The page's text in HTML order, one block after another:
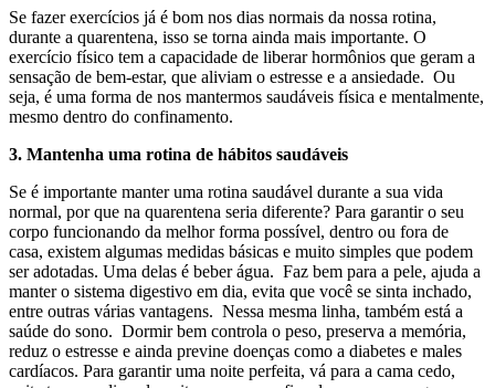
Se fazer exercícios já é bom nos dias normais da nossa rotina,
durante a quarentena, isso se torna ainda mais importante. O
exercício físico tem a capacidade de liberar hormônios que geram a
sensação de bem-estar, que aliviam o estresse e a ansiedade. Ou
seja, é uma forma de nos mantermos saudáveis física e mentalmente,
mesmo dentro do confinamento.
3. Mantenha uma rotina de hábitos saudáveis
Se é importante manter uma rotina saudável durante a sua vida
normal, por que na quarentena seria diferente? Para garantir o seu
corpo funcionando da melhor forma possível, dentro ou fora de
casa, existem algumas medidas básicas e muito simples que podem
ser adotadas. Uma delas é beber água. Faz bem para a pele, ajuda a
manter o sistema digestivo em dia, evita que você se sinta inchado,
entre outras várias vantagens. Nessa mesma linha, também está a
saúde do sono. Dormir bem controla o peso, preserva a memória,
reduz o estresse e ainda previne doenças como a diabetes e males
cardíacos. Para garantir uma noite perfeita, vá para a cama cedo,